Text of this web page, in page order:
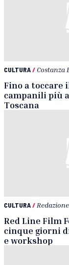
CULTURA/ Costanza
Fino a toccare
campanili più
Toscana
CULTURA/ Redazione
Red Line Film
cinque giorni
e workshop